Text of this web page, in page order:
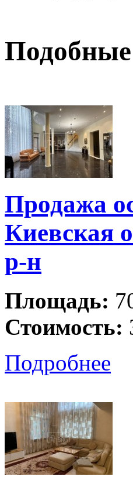
Продажа
Киевская
р-н
Площадь:
Стоимость:
Подробнее